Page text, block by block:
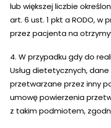
lub większej liczbie
art. 6 ust. 1 pkt a RODO, w
przez pacjenta na
4. W przypadku gdy do
Usług dietetycznych,
przetwarzane przez inny
umowę powierzenia
z takim podmiotem,